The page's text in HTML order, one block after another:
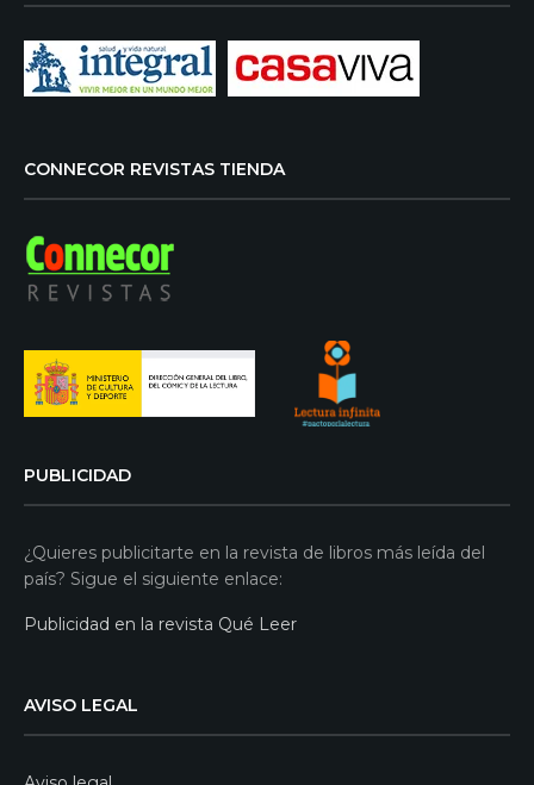
CONNECOR REVISTAS TIENDA
PUBLICIDAD
¿Quieres publicitarte en la revista de libros más leída del
país? Sigue el siguiente enlace:
Publicidad en la revista Qué Leer
AVISO LEGAL